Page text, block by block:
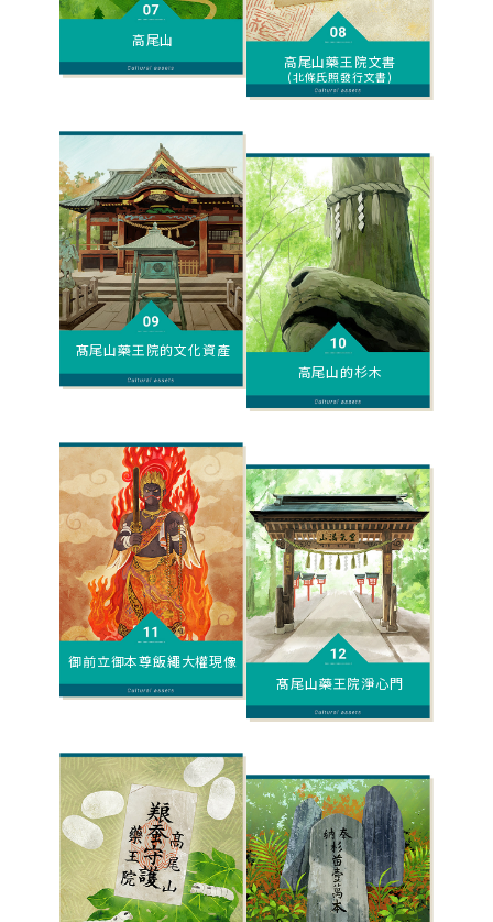
高尾山
高尾山藥王院文書
(北條氏照發行文書)
髙尾山藥王院的文化資產
高尾山的杉木
御前立御本尊飯繩大權現像
髙尾山藥王院淨心門